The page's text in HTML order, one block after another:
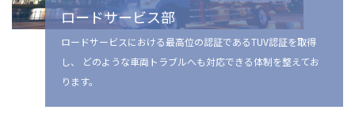
ロードサービス部
ロードサービスにおける最高位の認証であるTUV認証を取得
し、 どのような車両トラブルへも対応できる体制を整えてお
ります。